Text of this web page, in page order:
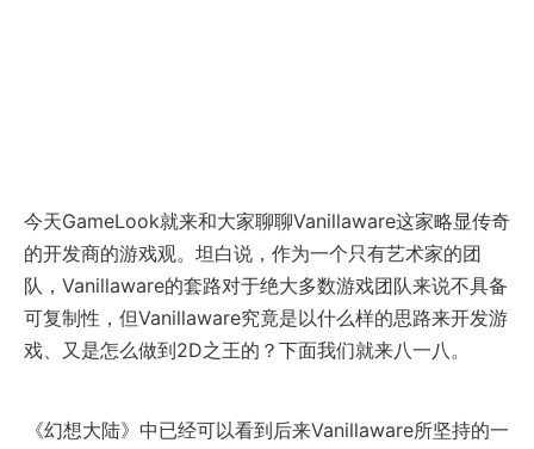
今天GameLook就来和大家聊聊Vanillaware这家略显传奇
的开发商的游戏观。坦白说，作为一个只有艺术家的团
队，Vanillaware的套路对于绝大多数游戏团队来说不具备
可复制性，但Vanillaware究竟是以什么样的思路来开发游
戏、又是怎么做到2D之王的？下面我们就来八一八。
《幻想大陆》中已经可以看到后来Vanillaware所坚持的一